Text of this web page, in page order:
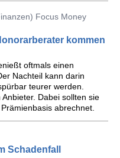
Focus Money
kommen
oftmals einen
Nachteil kann darin
teurer werden.
Dabei sollten sie
abrechnet.
Schadenfall